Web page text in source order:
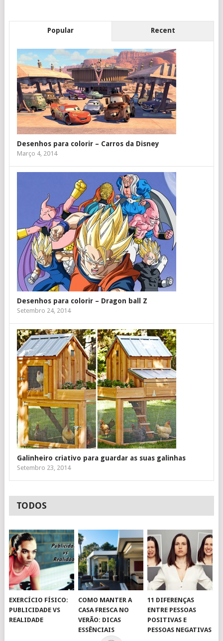
Popular Recent
Desenhos para colorir – Carros da Disney
Março 4, 2014
Desenhos para colorir – Dragon ball Z
Setembro 24, 2014
Galinheiro criativo para guardar as suas galinhas
Setembro 23, 2014
TODOS
EXERCÍCIO FÍSICO:
PUBLICIDADE VS
REALIDADE
COMO MANTER A
CASA FRESCA NO
VERÃO: DICAS
ESSÊNCIAIS
11 DIFERENÇAS
ENTRE PESSOAS
POSITIVAS E
PESSOAS NEGATIVAS